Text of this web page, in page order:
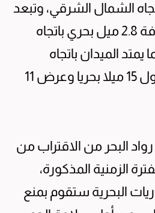
باتجاه الشمال الشرقي، وتبعد
عن جزيرة فيلكا مسافة 2.8 ميل بحري باتجاه
الميدان باتجاه
الشمال الشرقي بطول 15 ميلا بحريا وعرض 11
البحر من الاقتراب من
الزمنية المذكورة،
البحرية ستقوم بمنع